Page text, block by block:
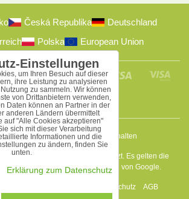
Česká Republika
Deutschland
Polska European Union
© Bomba s.r.o.Alle Rechte vorbehalten
reCAPTCHA und Google geschützt. Es gelten die
a Nutzungsbedingungen von Google.
Erklärung zum Datenschutz AGB
Einstellungen
um Ihren Besuch auf dieser
ihre Leistung zu analysieren
zu sammeln. Wir können
von Drittanbietern verwenden,
Daten können an Partner in der
anderen Ländern übermittelt
auf "Alle Cookies akzeptieren"
sich mit dieser Verarbeitung
Informationen und die
zu ändern, finden Sie
unten.
Erklärung zum Datenschutz